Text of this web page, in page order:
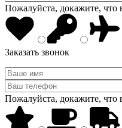
Пожалуйста, докажите, что
Заказать звонок
Пожалуйста, докажите, что